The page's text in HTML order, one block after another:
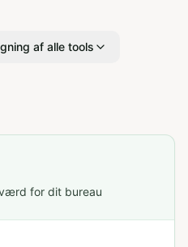
af alle tools
for dit bureau